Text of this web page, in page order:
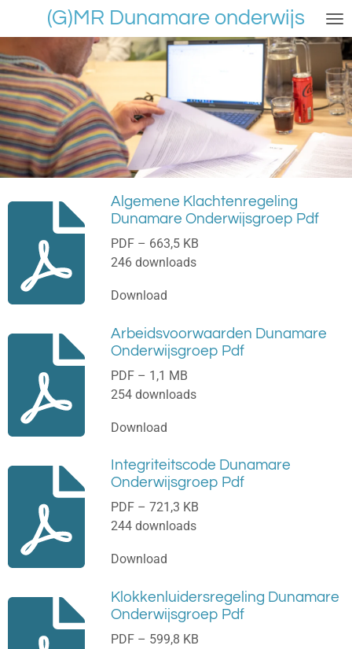
direct
naar
de
hoofdinhoud
(G)MR Dunamare onderwijs
Algemene Klachtenregeling
Dunamare Onderwijsgroep Pdf
PDF – 663,5 KB
246 downloads
Download
Arbeidsvoorwaarden Dunamare
Onderwijsgroep Pdf
PDF – 1,1 MB
254 downloads
Download
Integriteitscode Dunamare
Onderwijsgroep Pdf
PDF – 721,3 KB
244 downloads
Download
Klokkenluidersregeling Dunamare
Onderwijsgroep Pdf
PDF – 599,8 KB